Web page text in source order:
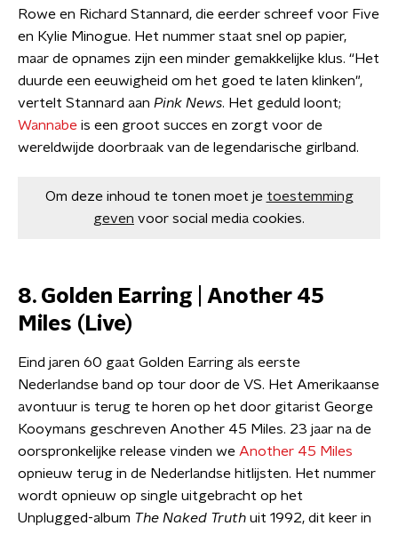
Rowe en Richard Stannard, die eerder schreef voor Five
en Kylie Minogue. Het nummer staat snel op papier,
maar de opnames zijn een minder gemakkelijke klus. “Het
duurde een eeuwigheid om het goed te laten klinken",
vertelt Stannard aan Pink News. Het geduld loont;
Wannabe is een groot succes en zorgt voor de
wereldwijde doorbraak van de legendarische girlband.
Om deze inhoud te tonen moet je toestemming
geven voor social media cookies.
8. Golden Earring | Another 45
Miles (Live)
Eind jaren 60 gaat Golden Earring als eerste
Nederlandse band op tour door de VS. Het Amerikaanse
avontuur is terug te horen op het door gitarist George
Kooymans geschreven Another 45 Miles. 23 jaar na de
oorspronkelijke release vinden we Another 45 Miles
opnieuw terug in de Nederlandse hitlijsten. Het nummer
wordt opnieuw op single uitgebracht op het
Unplugged-album The Naked Truth uit 1992, dit keer in